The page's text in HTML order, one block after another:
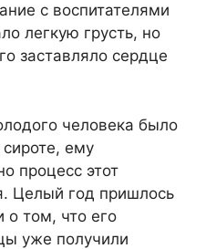
с воспитателями
легкую грусть, но
заставляло сердце
человека было
ему
процесс этот
Целый год пришлось
о том, что его
уже получили